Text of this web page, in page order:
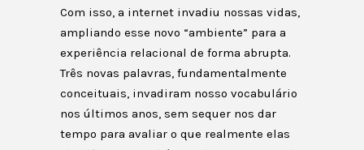
Com isso, a internet invadiu nossas vidas,
ampliando esse novo “ambiente” para a
experiência relacional de forma abrupta.
Três novas palavras, fundamentalmente
conceituais, invadiram nosso vocabulário
nos últimos anos, sem sequer nos dar
tempo para avaliar o que realmente elas